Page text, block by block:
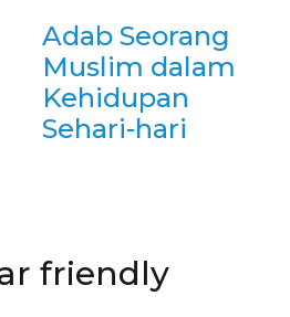
Adab Seorang
Muslim dalam
Kehidupan
Sehari-hari
friendly